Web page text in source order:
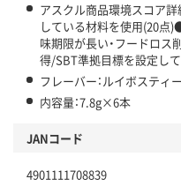
アスクル商品環境スコア
している材料を使用(20点
味期限が長い・フードロ
得/SBT準拠目標を設定し
フレーバー：ルイボスティー
内容量：7.8g×6本
JANコード
4901111708839